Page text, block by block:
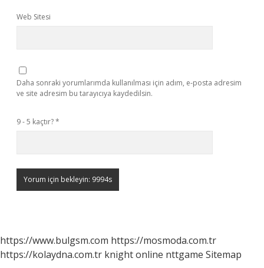
Web Sitesi
Daha sonraki yorumlarımda kullanılması için adım, e-posta adresim
ve site adresim bu tarayıcıya kaydedilsin.
9 - 5 kaçtır?*
https://www.bulgsm.com https://mosmoda.com.tr
https://kolaydna.com.tr knight online nttgame Sitemap